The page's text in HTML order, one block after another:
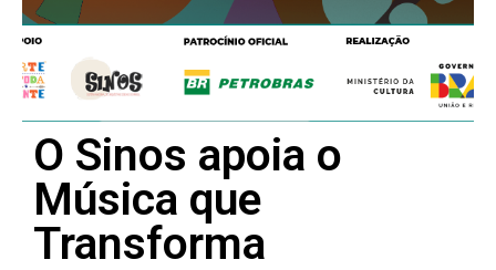
O Sinos apoia o
Música que
Transforma